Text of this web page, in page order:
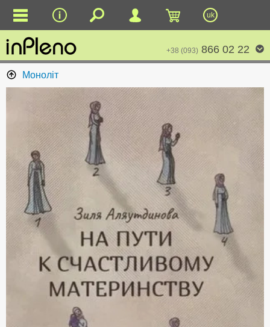
uk
+38 (093) 866 02 22
Моноліт